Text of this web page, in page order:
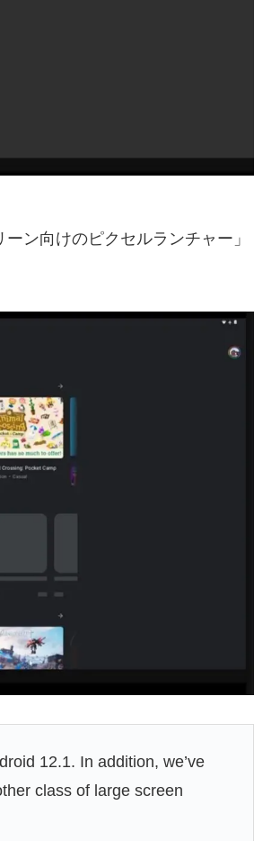
ン向けのピクセルランチャー」
12.1. In addition, we’ve
class of large screen